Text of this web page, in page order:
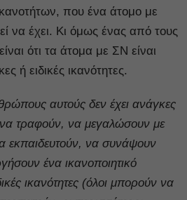
που ένα άτομο με
να έχει. Κι όμως ένας από τους
ότι τα άτομα με ΣΝ είναι
ή ειδικές ικανότητες.
αυτούς δεν έχει ανάγκες
να τραφούν, να μεγαλώσουν με
εκπαιδευτούν, να συνάψουν
ένα ικανοποιητικό
ικανότητες (όλοι μπορούν να